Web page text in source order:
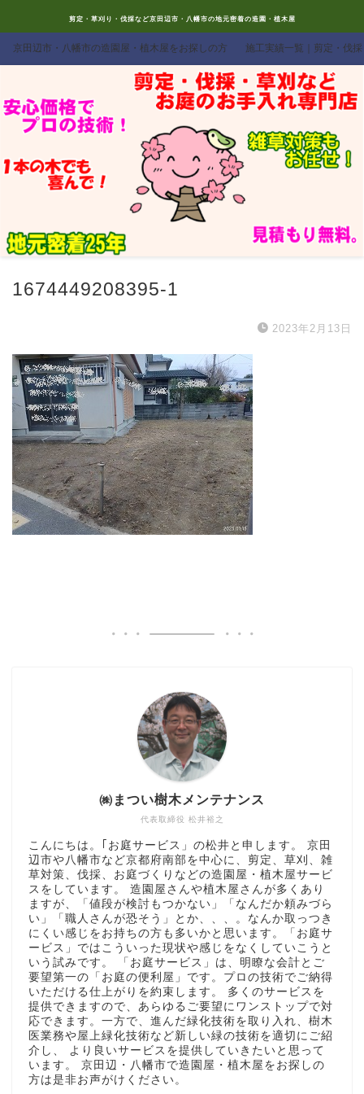
剪定・草刈り・伐採など京田辺市・八幡市の地元密着の造園・植木屋
京田辺市・八幡市の造園屋・植木屋をお探しの方 施工実績一覧｜剪定・伐
1674449208395-1
2023年2月13日
代表取締役 松井裕之
㈱まつい樹木メンテナンス
こんにちは。｢お庭サービス」の松井と申します。 京田
辺市や八幡市など京都府南部を中心に、剪定、草刈、雑
草対策、伐採、お庭づくりなどの造園屋・植木屋サービ
スをしています。 造園屋さんや植木屋さんが多くあり
ますが、「値段が検討もつかない」「なんだか頼みづら
い」「職人さんが恐そう」とか、、、。なんか取っつき
にくい感じをお持ちの方も多いかと思います。「お庭サ
ービス」ではこういった現状や感じをなくしていこうと
いう試みです。 「お庭サービス」は、明瞭な会計とご
要望第一の「お庭の便利屋」です。プロの技術でご納得
いただける仕上がりを約束します。 多くのサービスを
提供できますので、あらゆるご要望にワンストップで対
応できます。一方で、進んだ緑化技術を取り入れ、樹木
医業務や屋上緑化技術など新しい緑の技術を適切にご紹
介し、 より良いサービスを提供していきたいと思って
います。 京田辺・八幡市で造園屋・植木屋をお探しの
方は是非お声がけください。